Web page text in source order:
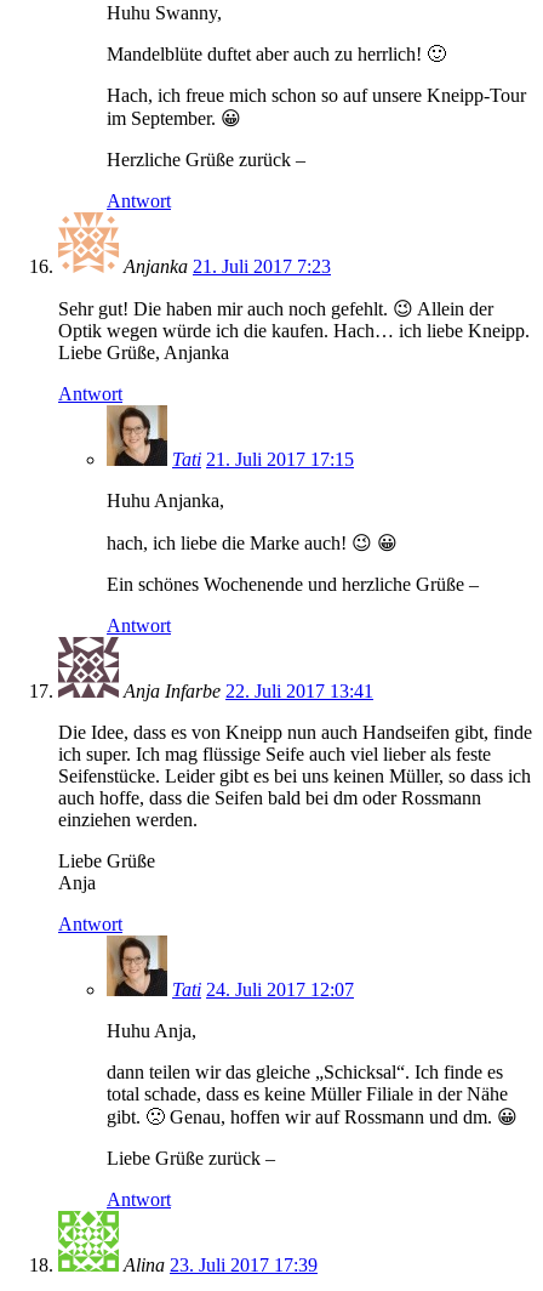
Huhu Swanny,
Mandelblüte duftet aber auch zu herrlich! 🙂
Hach, ich freue mich schon so auf unsere Kneipp-Tour
im September. 😀
Herzliche Grüße zurück –
Antwort
Anjanka 21. Juli 2017 7:23
Sehr gut! Die haben mir auch noch gefehlt. 😉 Allein der
Optik wegen würde ich die kaufen. Hach… ich liebe Kneipp.
Liebe Grüße, Anjanka
Antwort
Tati 21. Juli 2017 17:15
Huhu Anjanka,
hach, ich liebe die Marke auch! 😉 😀
Ein schönes Wochenende und herzliche Grüße –
Antwort
Anja Infarbe 22. Juli 2017 13:41
Die Idee, dass es von Kneipp nun auch Handseifen gibt, finde
ich super. Ich mag flüssige Seife auch viel lieber als feste
Seifenstücke. Leider gibt es bei uns keinen Müller, so dass ich
auch hoffe, dass die Seifen bald bei dm oder Rossmann
einziehen werden.
Liebe Grüße
Anja
Antwort
Tati 24. Juli 2017 12:07
Huhu Anja,
dann teilen wir das gleiche „Schicksal“. Ich finde es
total schade, dass es keine Müller Filiale in der Nähe
gibt. 🙁 Genau, hoffen wir auf Rossmann und dm. 😀
Liebe Grüße zurück –
Antwort
Alina 23. Juli 2017 17:39